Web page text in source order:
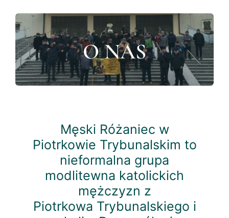
Patroni
O Nas O NAS
Męski Różaniec w
Piotrkowie Trybunalskim to
nieformalna grupa
modlitewna katolickich
mężczyzn z
Piotrkowa Trybunalskiego i